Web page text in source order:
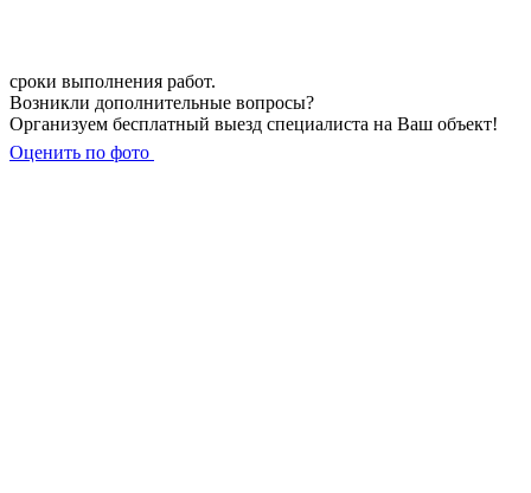
сроки выполнения работ.
Возникли дополнительные вопросы?
Организуем бесплатный выезд специалиста на Ваш объект!
Оценить по фото